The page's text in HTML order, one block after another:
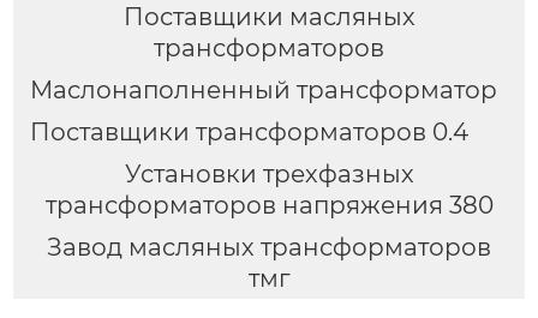
Поставщики масляных
трансформаторов
Маслонаполненный трансформатор
Поставщики трансформаторов 0.4
Установки трехфазных
трансформаторов напряжения 380
Завод масляных трансформаторов
тмг